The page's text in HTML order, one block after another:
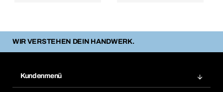
WIR VERSTEHEN DEIN HANDWERK.
Kundenmenü